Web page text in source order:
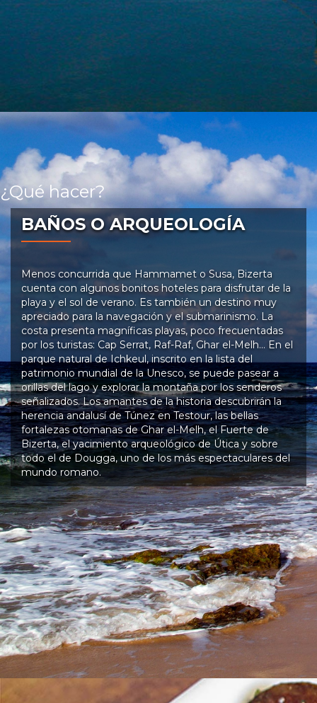
¿Qué hacer?
BAÑOS O ARQUEOLOGÍA
Menos concurrida que Hammamet o Susa, Bizerta
cuenta con algunos bonitos hoteles para disfrutar de la
playa y el sol de verano. Es también un destino muy
apreciado para la navegación y el submarinismo. La
costa presenta magníficas playas, poco frecuentadas
por los turistas: Cap Serrat, Raf-Raf, Ghar el-Melh… En el
parque natural de Ichkeul, inscrito en la lista del
patrimonio mundial de la Unesco, se puede pasear a
orillas del lago y explorar la montaña por los senderos
señalizados. Los amantes de la historia descubrirán la
herencia andalusí de Túnez en Testour, las bellas
fortalezas otomanas de Ghar el-Melh, el Fuerte de
Bizerta, el yacimiento arqueológico de Útica y sobre
todo el de Dougga, uno de los más espectaculares del
mundo romano.